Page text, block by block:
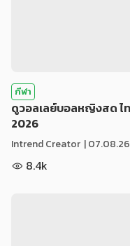
กีฬา
ดูวอลเลย์บอลหญิงสด ไ
2026
Intrend Creator |07.08.26
8.4k